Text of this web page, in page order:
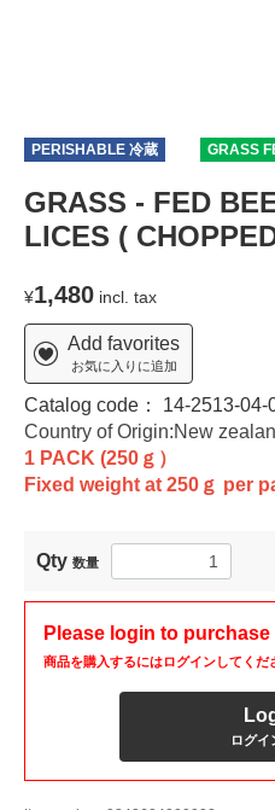
PERISHABLE 冷蔵 GRASS
GRASS - FED
LICES (
¥1,480 incl. tax
Add favorites
お気に入りに追加
Catalog code： 14-2513-04-
Country of Origin:New
1 PACK (250ｇ）
Fixed weight at 250ｇ per
Qty 数量
Please login to
商品を購入するにはログインしてくだ
ログイ